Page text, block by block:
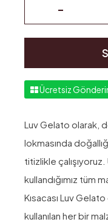
-
Ücretsiz
Luv Gelato olarak,
lokmasında
titizlikle
kullandığımız tüm
Kısacası Luv
kullanılan her bir